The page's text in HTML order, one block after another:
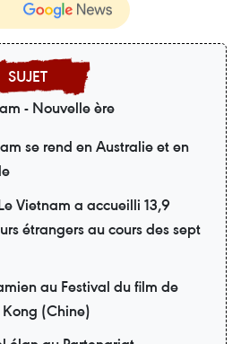
- Nouvelle ère
se rend en Australie et en
Vietnam a accueilli 13,9
étrangers au cours des sept
au Festival du film de
Kong (Chine)